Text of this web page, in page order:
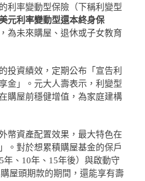
利率變動型保險（下稱利變型
元利率變動型還本終身保
為未來購屋、退休或子女教育
投資績效，定期公布「宣告利
金」。元大人壽表示，利變型
購屋前穩健增值，為家庭建構
幣資產配置效果，最大特色在
。對於想累積購屋基金的保戶
、10年、15年後）與啟動守
屋頭期款的期間，還能享有壽